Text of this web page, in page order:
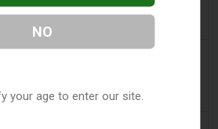
法规原定今日生效，但并未生
NO
your age to enter our site.